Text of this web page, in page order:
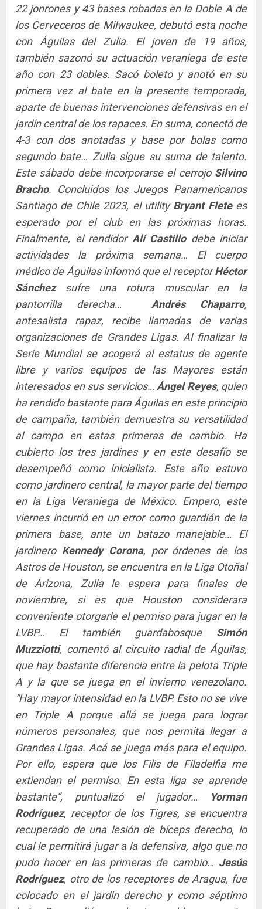
22 jonrones y 43 bases robadas en la Doble A de
los Cerveceros de Milwaukee, debutó esta noche
con Águilas del Zulia. El joven de 19 años,
también sazonó su actuación veraniega de este
año con 23 dobles. Sacó boleto y anotó en su
primera vez al bate en la presente temporada,
aparte de buenas intervenciones defensivas en el
jardín central de los rapaces. En suma, conectó de
4-3 con dos anotadas y base por bolas como
segundo bate… Zulia sigue su suma de talento.
Este sábado debe incorporarse el cerrojo Silvino
Bracho. Concluidos los Juegos Panamericanos
Santiago de Chile 2023, el utilityBryant Flete es
esperado por el club en las próximas horas.
Finalmente, el rendidor Alí Castillodebe iniciar
actividades la próxima semana… El cuerpo
médico de Águilas informó que el receptorHéctor
Sánchezsufre una rotura muscular en la
pantorrilla derecha… Andrés Chaparro,
antesalista rapaz, recibe llamadas de varias
organizaciones de Grandes Ligas. Al finalizar la
Serie Mundial se acogerá al estatus de agente
libre y varios equipos de las Mayores están
interesados en sus servicios… Ángel Reyes, quien
ha rendido bastante para Águilas en este principio
de campaña, también demuestra su versatilidad
al campo en estas primeras de cambio. Ha
cubierto los tres jardines y en este desafío se
desempeñó como inicialista. Este año estuvo
como jardinero central, la mayor parte del tiempo
en la Liga Veraniega de México. Empero, este
viernes incurrió en un error como guardián de la
primera base, ante un batazo manejable… El
jardinero Kennedy Corona, por órdenes de los
Astros de Houston, se encuentra en la Liga Otoñal
de Arizona, Zulia le espera para finales de
noviembre, si es que Houston considerara
conveniente otorgarle el permiso para jugar en la
LVBP… El también guardabosque Simón
Muzziotti, comentó al circuito radial de Águilas,
que hay bastante diferencia entre la pelota Triple
A y la que se juega en el invierno venezolano.
“Hay mayor intensidad en la LVBP. Esto no se vive
en Triple A porque allá se juega para lograr
números personales, que nos permita llegar a
Grandes Ligas. Acá se juega más para el equipo.
Por ello, espera que los Filis de Filadelfia me
extiendan el permiso. En esta liga se aprende
bastante”, puntualizó el jugador…
Yorman
Rodríguez, receptor de los Tigres, se encuentra
recuperado de una lesión de bíceps derecho, lo
cual le permitirá jugar a la defensiva, algo que no
pudo hacer en las primeras de cambio… Jesús
Rodríguez, otro de los receptores de Aragua, fue
colocado en el jardin derecho y como séptimo